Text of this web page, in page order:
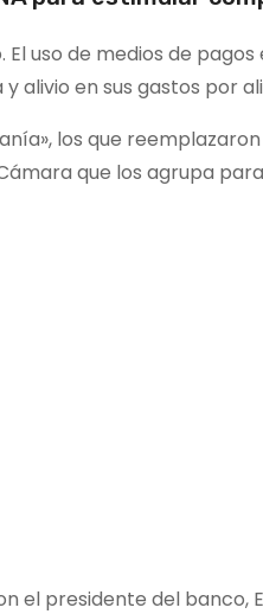
uso de medios de
alivio en sus gastos por
los que
que los agrupa
el presidente del